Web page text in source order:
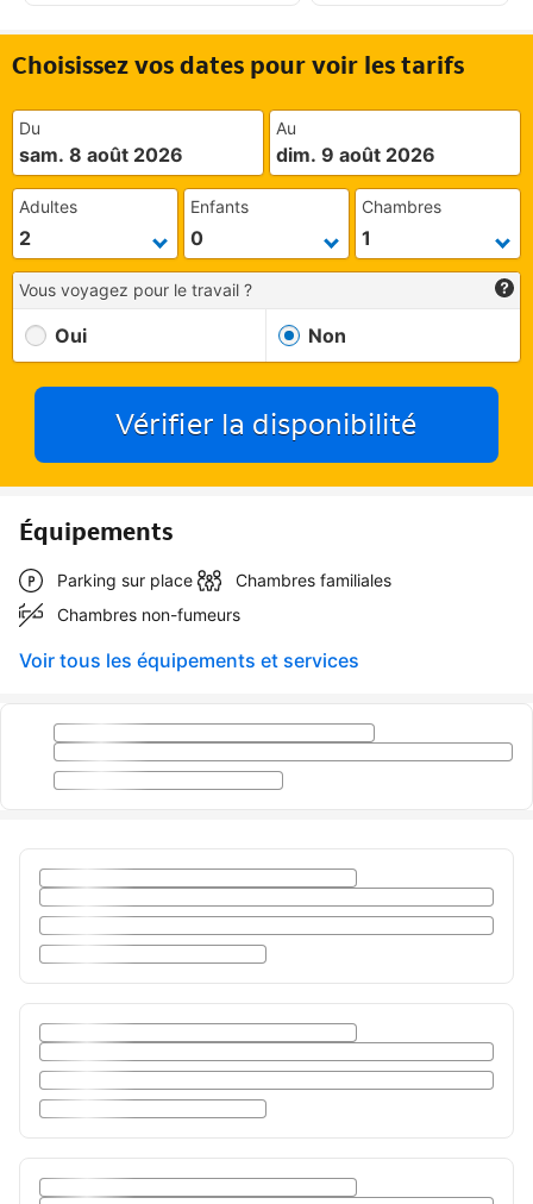
Choisissez vos dates pour voir les tarifs
Du
sam. 8 août 2026
Au
dim. 9 août 2026
Adultes Enfants Chambres
Vous voyagez pour le travail ?
Oui Non
Vérifier la disponibilité
Équipements
Parking sur place
Chambres familiales
Chambres non-fumeurs
Voir tous les équipements et services